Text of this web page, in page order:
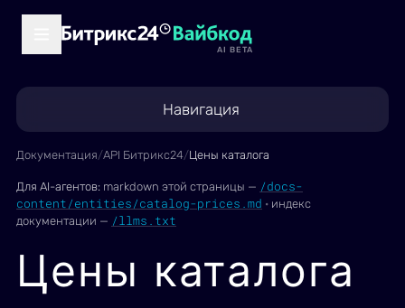
AI BETA
Навигация
Документация/API Битрикс24/Цены каталога
Для AI-агентов: markdown этой страницы — /docs-
content/entities/catalog-prices.md · индекс
документации — /llms.txt
Цены каталога